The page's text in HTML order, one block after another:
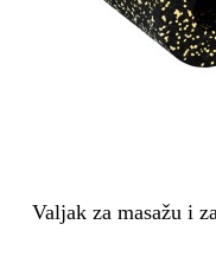
Valjak za masažu i